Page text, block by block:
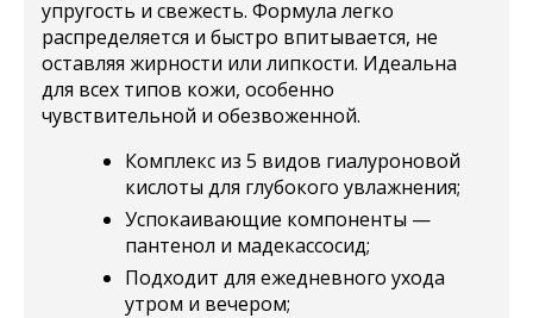
упругость и свежесть. Формула легко
распределяется и быстро впитывается, не
оставляя жирности или липкости. Идеальна
для всех типов кожи, особенно
чувствительной и обезвоженной.
Комплекс из 5 видов гиалуроновой
кислоты для глубокого увлажнения;
Успокаивающие компоненты —
пантенол и мадекассосид;
Подходит для ежедневного ухода
утром и вечером;